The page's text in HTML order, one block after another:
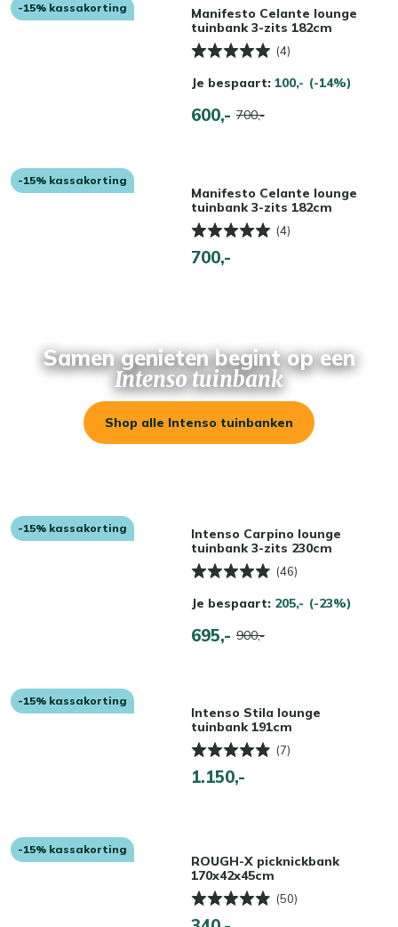
-15% kassakorting
Manifesto Celante lounge
tuinbank 3-zits 182cm
(4)
Je bespaart: 100,- (-14%)
600,- 700,-
-15% kassakorting
Manifesto Celante lounge
tuinbank 3-zits 182cm
(4)
700,-
Samen genieten begint op een
Intenso tuinbank
Shop alle Intenso tuinbanken
-15% kassakorting
Intenso Carpino lounge
tuinbank 3-zits 230cm
(46)
Je bespaart: 205,- (-23%)
695,- 900,-
-15% kassakorting
Intenso Stila lounge
tuinbank 191cm
(7)
1.150,-
-15% kassakorting
ROUGH-X picknickbank
170x42x45cm
(50)